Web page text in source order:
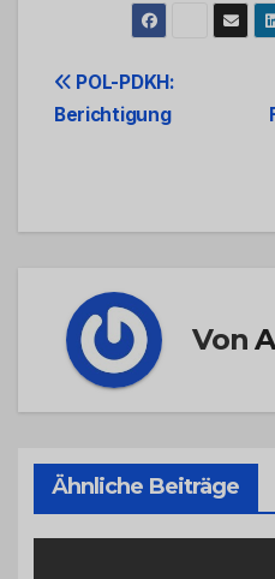
Beitrags-
Navigation
POL-PDKH:
Berichtigung
Von
Ähnliche Beiträge